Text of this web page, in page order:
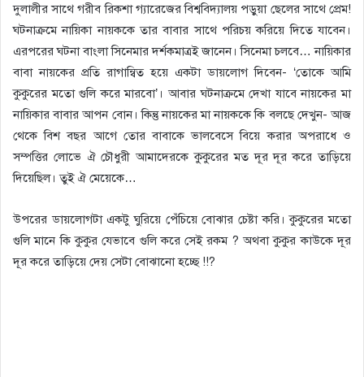
দুলালীর সাথে গরীব রিকশা গ্যারেজের বিশ্ববিদ্যালয় পড়ুয়া ছেলের সাথে প্রেম!
ঘটনাক্রমে নায়িকা নায়ককে তার বাবার সাথে পরিচয় করিয়ে দিতে যাবেন।
এরপরের ঘটনা বাংলা সিনেমার দর্শকমাত্রই জানেন। সিনেমা চলবে… নায়িকার
বাবা নায়কের প্রতি রাগান্বিত হয়ে একটা ডায়লোগ দিবেন- ‘তোকে আমি
কুকুরের মতো গুলি করে মারবো’। আবার ঘটনাক্রমে দেখা যাবে নায়কের মা
নায়িকার বাবার আপন বোন। কিন্তু নায়কের মা নায়ককে কি বলছে দেখুন- আজ
থেকে বিশ বছর আগে তোর বাবাকে ভালবেসে বিয়ে করার অপরাধে ও
সম্পত্তির লোভে ঐ চৌধুরী আমাদেরকে কুকুরের মত দূর দূর করে তাড়িয়ে
দিয়েছিল। তুই ঐ মেয়েকে…
উপরের ডায়লোগটা একটু ঘুরিয়ে পেঁচিয়ে বোঝার চেষ্টা করি। কুকুরের মতো
গুলি মানে কি কুকুর যেভাবে গুলি করে সেই রকম ? অথবা কুকুর কাউকে দূর
দূর করে তাড়িয়ে দেয় সেটা বোঝানো হচ্ছে !!?